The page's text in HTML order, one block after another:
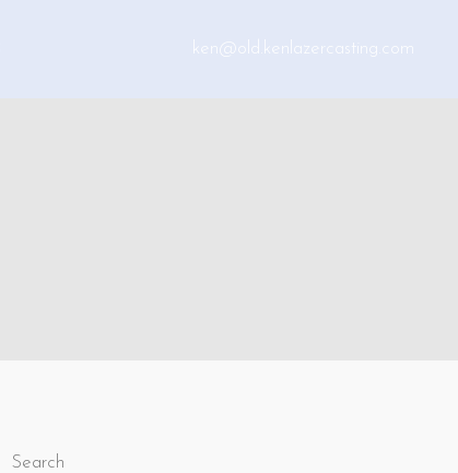
ken@old.kenlazercasting.com
Search